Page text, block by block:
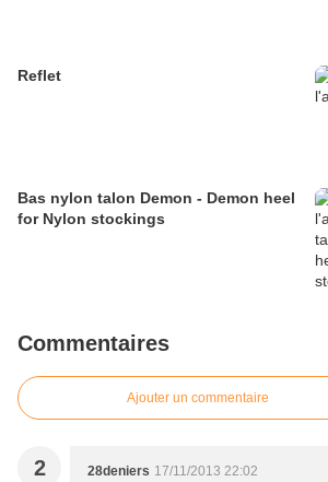
Reflet
Bas nylon talon Demon - Demon heel
for Nylon stockings
Commentaires
Ajouter un commentaire
2 28deniers 17/11/2013 22:02